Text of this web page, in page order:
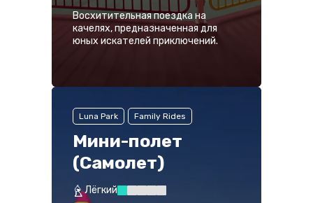
Восхитительная поездка на
качелях, предназначенная для
юных искателей приключений.
Luna Park Family Rides
Мини-полет
(Самолет)
Лёгкий